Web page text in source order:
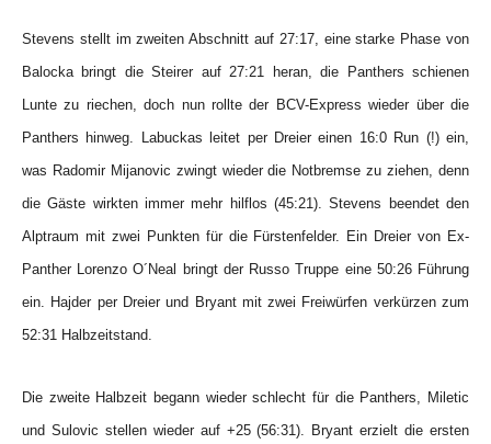
Stevens stellt im zweiten Abschnitt auf 27:17, eine starke Phase von
Balocka bringt die Steirer auf 27:21 heran, die Panthers schienen
Lunte zu riechen, doch nun rollte der BCV-Express wieder über die
Panthers hinweg. Labuckas leitet per Dreier einen 16:0 Run (!) ein,
was Radomir Mijanovic zwingt wieder die Notbremse zu ziehen, denn
die Gäste wirkten immer mehr hilflos (45:21). Stevens beendet den
Alptraum mit zwei Punkten für die Fürstenfelder. Ein Dreier von Ex-
Panther Lorenzo O´Neal bringt der Russo Truppe eine 50:26 Führung
ein. Hajder per Dreier und Bryant mit zwei Freiwürfen verkürzen zum
52:31 Halbzeitstand.
Die zweite Halbzeit begann wieder schlecht für die Panthers, Miletic
und Sulovic stellen wieder auf +25 (56:31). Bryant erzielt die ersten